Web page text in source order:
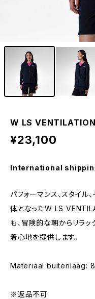
W LS
¥23,100
International
パフォーマンス、スタイル
体となったW LS
も、冒険的な朝からリラ
着心地を提供します。
Materiaal buitenlaag:
※返品不可